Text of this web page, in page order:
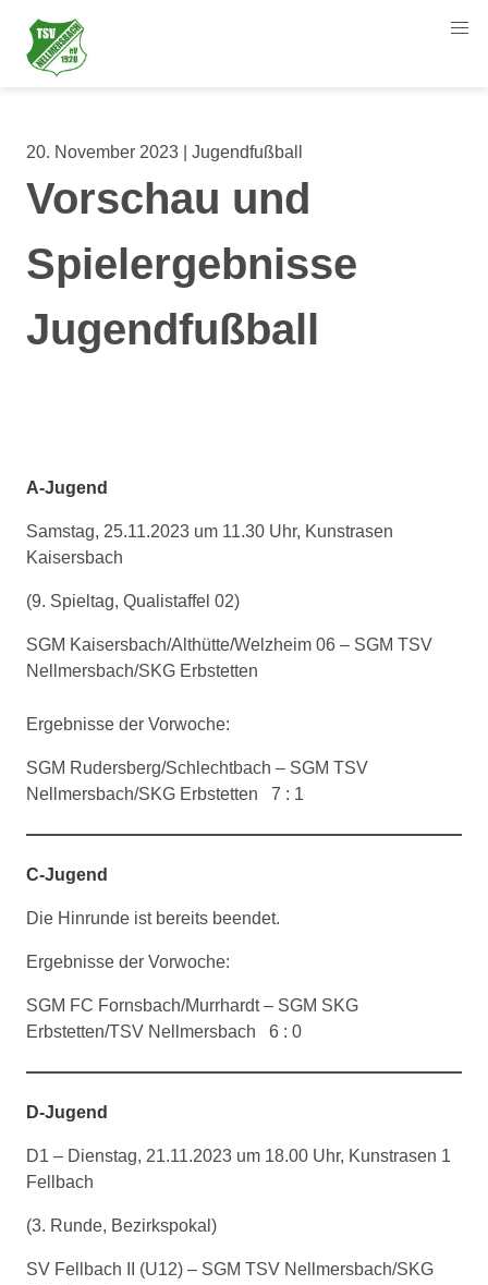
20. November 2023 | Jugendfußball
Vorschau und
Spielergebnisse
Jugendfußball
A-Jugend
Samstag, 25.11.2023 um 11.30 Uhr, Kunstrasen
Kaisersbach
(9. Spieltag, Qualistaffel 02)
SGM Kaisersbach/Althütte/Welzheim 06 – SGM TSV
Nellmersbach/SKG Erbstetten
Ergebnisse der Vorwoche:
SGM Rudersberg/Schlechtbach – SGM TSV
Nellmersbach/SKG Erbstetten 7 : 1
C-Jugend
Die Hinrunde ist bereits beendet.
Ergebnisse der Vorwoche:
SGM FC Fornsbach/Murrhardt – SGM SKG
Erbstetten/TSV Nellmersbach 6 : 0
D-Jugend
D1 – Dienstag, 21.11.2023 um 18.00 Uhr, Kunstrasen 1
Fellbach
(3. Runde, Bezirkspokal)
SV Fellbach II (U12) – SGM TSV Nellmersbach/SKG